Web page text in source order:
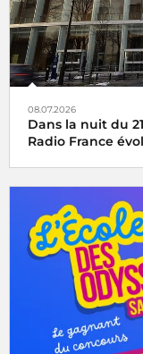
08.07.2026
Dans la nuit du
Radio France